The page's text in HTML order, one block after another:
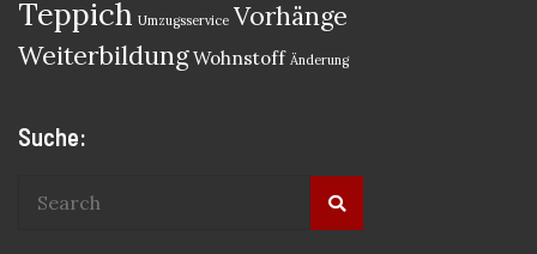
Teppich Umzugsservice Vorhänge
Weiterbildung Wohnstoff Änderung
Suche: